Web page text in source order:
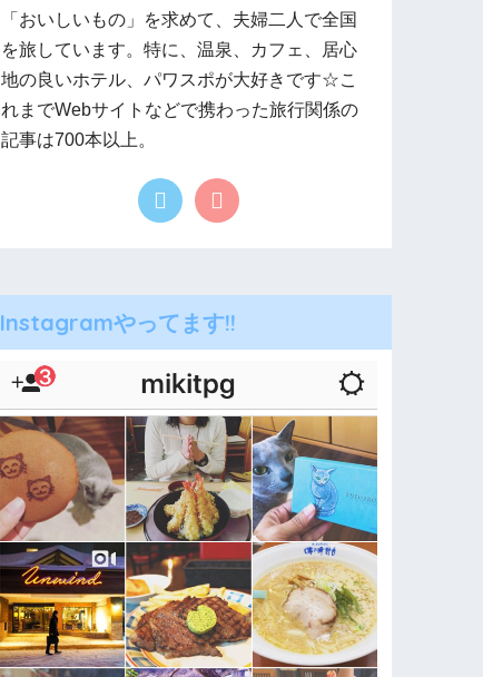
「おいしいもの」を求めて、夫婦二人で全国
を旅しています。特に、温泉、カフェ、居心
地の良いホテル、パワスポが大好きです☆こ
れまでWebサイトなどで携わった旅行関係の
記事は700本以上。
Instagramやってます!!